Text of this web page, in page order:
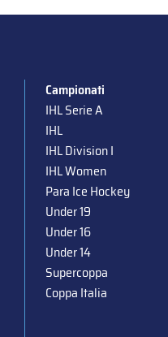
Campionati
IHL Serie A
IHL
IHL Division I
IHL Women
Para Ice Hockey
Under 19
Under 16
Under 14
Supercoppa
Coppa Italia